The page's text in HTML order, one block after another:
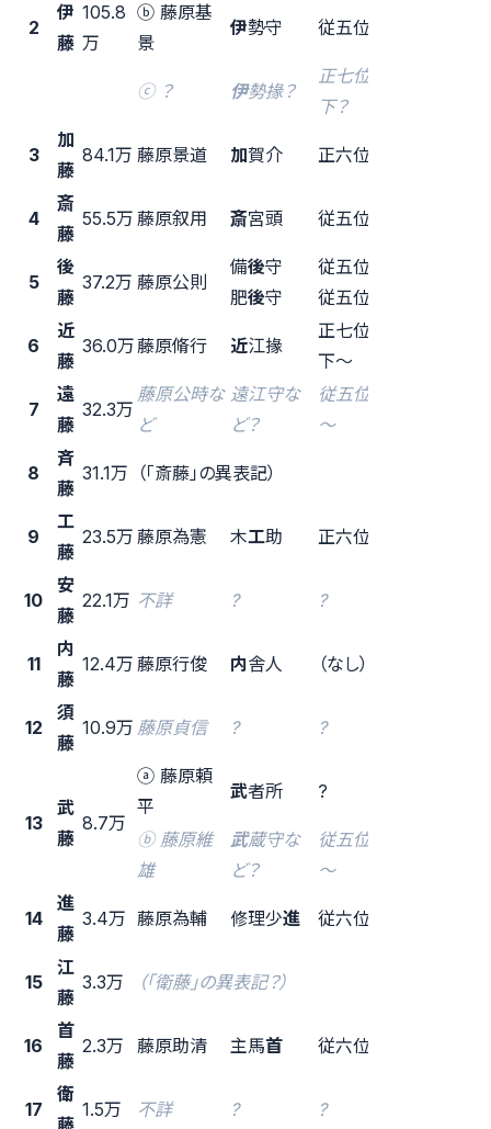
2
伊
藤
105.8
万
ⓑ 藤原基
景
伊勢守 従五位上
ⓒ ？ 伊勢掾？
正七位
下？
3
加
藤
84.1万 藤原景道 加賀介 正六位上
4
斎
藤
55.5万 藤原叙用 斎宮頭 従五位上
5
後
藤
37.2万 藤原公則
備後守
肥後守
従五位下
従五位上
6
近
藤
36.0万 藤原脩行 近江掾
正七位
下〜
7
遠
藤
32.3万
藤原公時な
ど
遠江守な
ど？
従五位下
～
8
斉
藤
31.1万 （「斎藤」の異表記）
9
工
藤
23.5万 藤原為憲 木工助 正六位下
10
安
藤
22.1万 不詳 ? ?
11
内
藤
12.4万 藤原行俊 内舎人 （なし）
12
須
藤
10.9万 藤原貞信 ? ?
13
武
藤
8.7万
ⓐ 藤原頼
平
武者所 ?
ⓑ 藤原維
雄
武蔵守な
ど？
従五位上
～
14
進
藤
3.4万 藤原為輔 修理少進 従六位下
15
江
藤
3.3万 （「衛藤」の異表記？）
16
首
藤
2.3万 藤原助清 主馬首 従六位下
17
衛
藤
1.5万 不詳 ? ?